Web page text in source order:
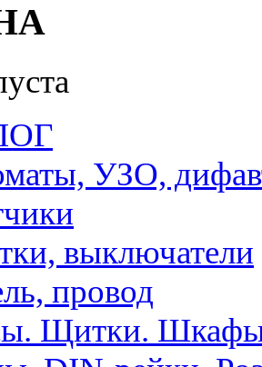
УЗО,
выключатели
провод
Щитки.